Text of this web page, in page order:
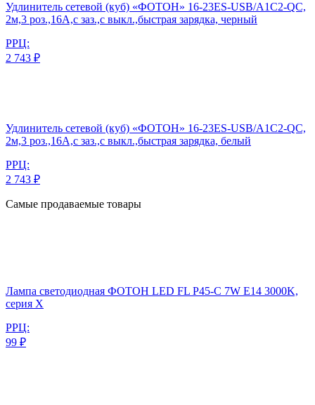
Удлинитель сетевой (куб) «ФОТОН» 16-23ES-USB/A1C2-QC,
2м,3 роз.,16А,с заз.,с выкл.,быстрая зарядка, черный
РРЦ:
2 743 ₽
Удлинитель сетевой (куб) «ФОТОН» 16-23ES-USB/A1C2-QC,
2м,3 роз.,16А,с заз.,с выкл.,быстрая зарядка, белый
РРЦ:
2 743 ₽
Самые продаваемые товары
Лампа светодиодная ФОТОН LED FL P45-C 7W E14 3000K,
серия Х
РРЦ:
99 ₽